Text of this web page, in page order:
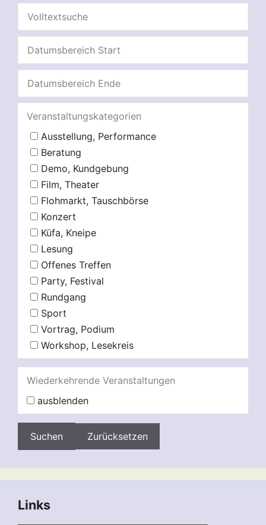
Veranstaltungskategorien
Ausstellung, Performance
Beratung
Demo, Kundgebung
Film, Theater
Flohmarkt, Tauschbörse
Konzert
Küfa, Kneipe
Lesung
Offenes Treffen
Party, Festival
Rundgang
Sport
Vortrag, Podium
Workshop, Lesekreis
Wiederkehrende Veranstaltungen
ausblenden
Zurücksetzen
Links